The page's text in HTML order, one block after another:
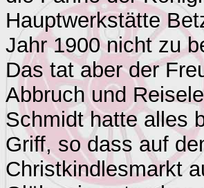
Hauptwerkstätte
Jahr 1900 nicht zu
Das tat aber der
Abbruch und
Schmidt hatte alles
Griff, so dass auf
Christkindlesmarkt